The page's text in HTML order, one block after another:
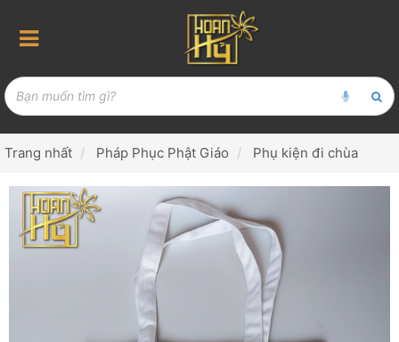
Trang nhất Pháp Phục Phật Giáo Phụ kiện đi chùa